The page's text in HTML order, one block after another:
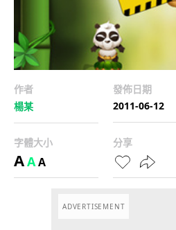
作者
楊某
發佈日期
2011-06-12
字體大小
AAA
分享
ADVERTISEMENT